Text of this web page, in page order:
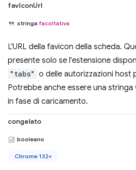
favIconUrl
stringa facoltativa
L'URL della favicon della scheda.
presente solo se l'estensione
"tabs" o delle autorizzazioni host
Potrebbe anche essere una stringa
in fase di caricamento.
congelato
booleano
Chrome 132+